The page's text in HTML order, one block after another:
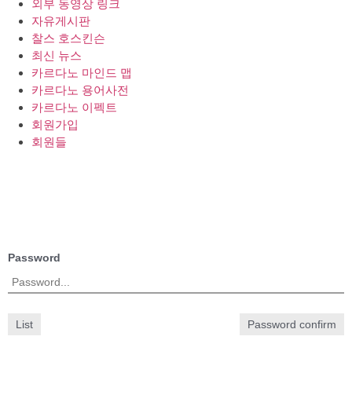
외부 동영상 링크
자유게시판
찰스 호스킨슨
최신 뉴스
카르다노 마인드 맵
카르다노 용어사전
카르다노 이펙트
회원가입
회원들
Password
List Password confirm